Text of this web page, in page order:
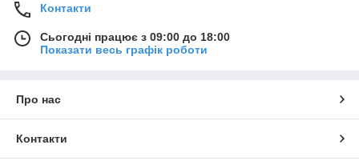
Контакти
Сьогодні працює з 09:00 до 18:00
Показати весь графік роботи
Про нас
Контакти